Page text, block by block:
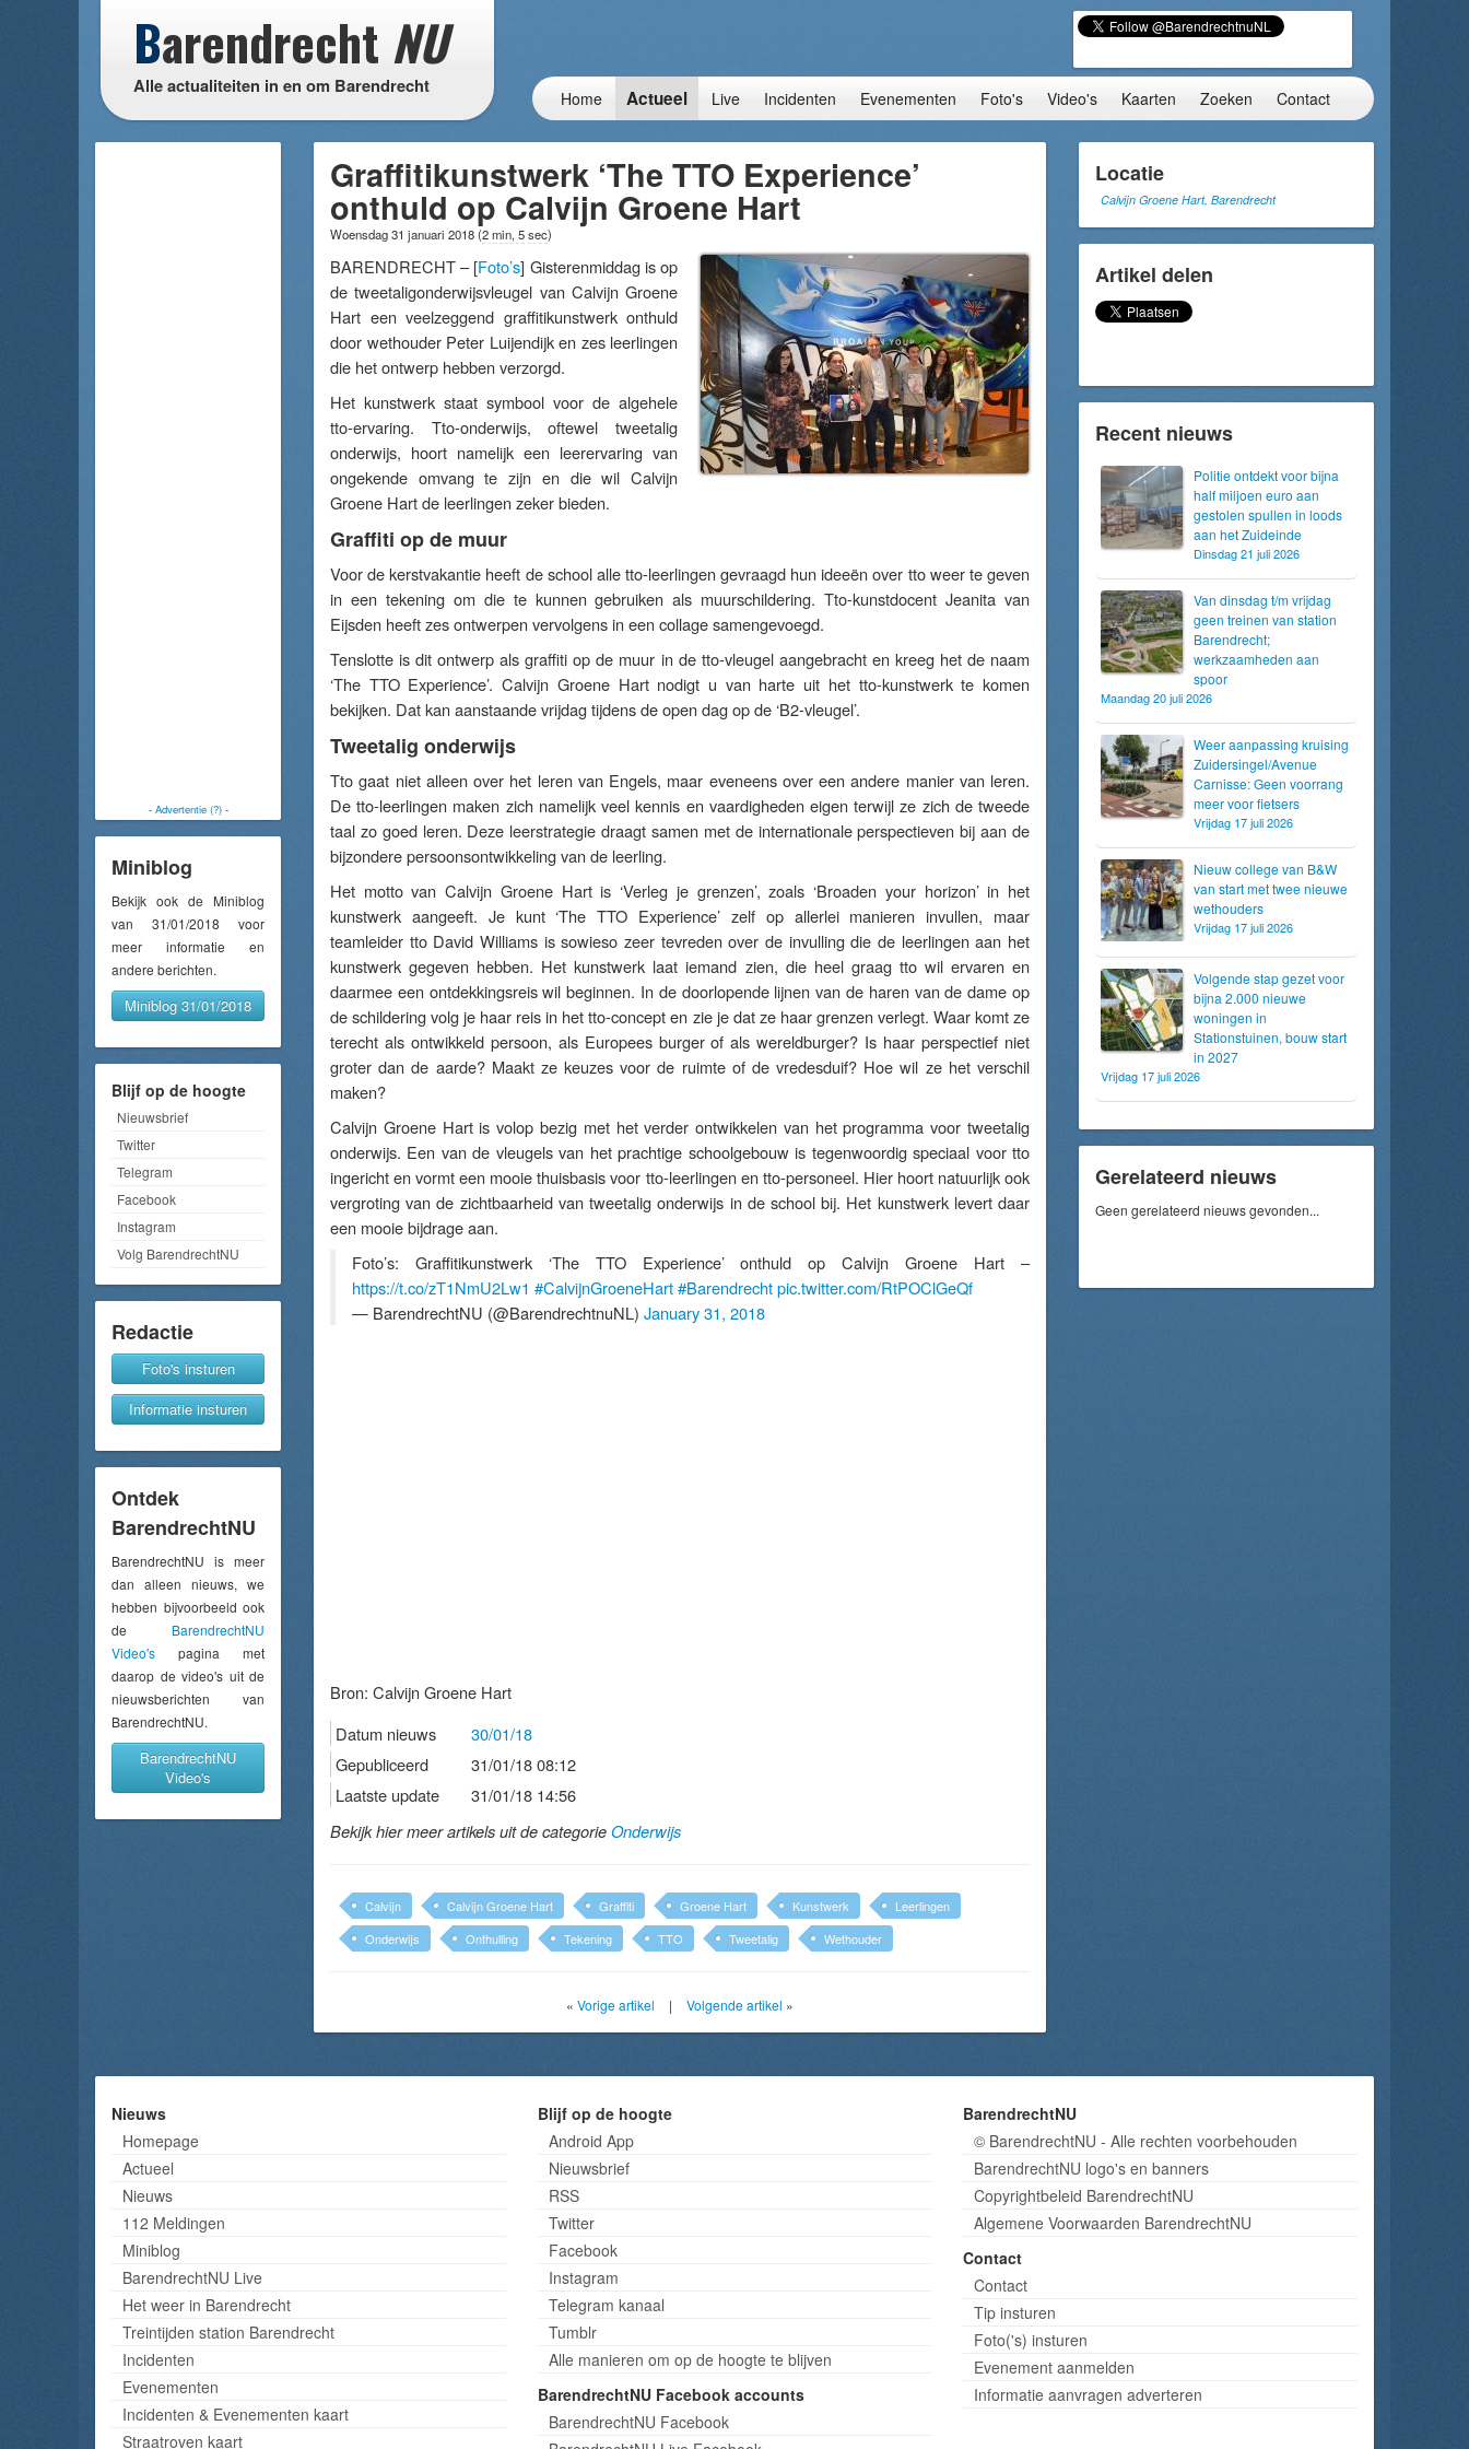
Barendrecht NU
Alle actualiteiten in en om Barendrecht
Home Actueel Live Incidenten Evenementen Foto's Video's Kaarten Zoeken Contact
- Advertentie (?)-
Miniblog
Bekijk ook de Miniblog
van 31/01/2018 voor
meer informatie en
andere berichten.
Miniblog 31/01/2018
Blijf op de hoogte
Nieuwsbrief
Twitter
Telegram
Facebook
Instagram
Volg BarendrechtNU
Redactie
Foto's insturen
Informatie insturen
Ontdek
BarendrechtNU
BarendrechtNU is meer
dan alleen nieuws, we
hebben bijvoorbeeld ook
de BarendrechtNU
Video's pagina met
daarop de video's uit de
nieuwsberichten van
BarendrechtNU.
BarendrechtNU
Video's
Graffitikunstwerk ‘The TTO Experience’
onthuld op Calvijn Groene Hart
Woensdag 31 januari 2018(2 min, 5 sec)
BARENDRECHT – [Foto’s] Gisterenmiddag is op
de tweetaligonderwijsvleugel van Calvijn Groene
Hart een veelzeggend graffitikunstwerk onthuld
door wethouder Peter Luijendijk en zes leerlingen
die het ontwerp hebben verzorgd.
Het kunstwerk staat symbool voor de algehele
tto-ervaring. Tto-onderwijs, oftewel tweetalig
onderwijs, hoort namelijk een leerervaring van
ongekende omvang te zijn en die wil Calvijn
Groene Hart de leerlingen zeker bieden.
Graffiti op de muur
Voor de kerstvakantie heeft de school alle tto-leerlingen gevraagd hun ideeën over tto weer te geven
in een tekening om die te kunnen gebruiken als muurschildering. Tto-kunstdocent Jeanita van
Eijsden heeft zes ontwerpen vervolgens in een collage samengevoegd.
Tenslotte is dit ontwerp als graffiti op de muur in de tto-vleugel aangebracht en kreeg het de naam
‘The TTO Experience’. Calvijn Groene Hart nodigt u van harte uit het tto-kunstwerk te komen
bekijken. Dat kan aanstaande vrijdag tijdens de open dag op de ‘B2-vleugel’.
Tweetalig onderwijs
Tto gaat niet alleen over het leren van Engels, maar eveneens over een andere manier van leren.
De tto-leerlingen maken zich namelijk veel kennis en vaardigheden eigen terwijl ze zich de tweede
taal zo goed leren. Deze leerstrategie draagt samen met de internationale perspectieven bij aan de
bijzondere persoonsontwikkeling van de leerling.
Het motto van Calvijn Groene Hart is ‘Verleg je grenzen’, zoals ‘Broaden your horizon’ in het
kunstwerk aangeeft. Je kunt ‘The TTO Experience’ zelf op allerlei manieren invullen, maar
teamleider tto David Williams is sowieso zeer tevreden over de invulling die de leerlingen aan het
kunstwerk gegeven hebben. Het kunstwerk laat iemand zien, die heel graag tto wil ervaren en
daarmee een ontdekkingsreis wil beginnen. In de doorlopende lijnen van de haren van de dame op
de schildering volg je haar reis in het tto-concept en zie je dat ze haar grenzen verlegt. Waar komt ze
terecht als ontwikkeld persoon, als Europees burger of als wereldburger? Is haar perspectief niet
groter dan de aarde? Maakt ze keuzes voor de ruimte of de vredesduif? Hoe wil ze het verschil
maken?
Calvijn Groene Hart is volop bezig met het verder ontwikkelen van het programma voor tweetalig
onderwijs. Een van de vleugels van het prachtige schoolgebouw is tegenwoordig speciaal voor tto
ingericht en vormt een mooie thuisbasis voor tto-leerlingen en tto-personeel. Hier hoort natuurlijk ook
vergroting van de zichtbaarheid van tweetalig onderwijs in de school bij. Het kunstwerk levert daar
een mooie bijdrage aan.
Foto’s: Graffitikunstwerk ‘The TTO Experience’ onthuld op Calvijn Groene Hart –
https://t.co/zT1NmU2Lw1 #CalvijnGroeneHart#Barendrechtpic.twitter.com/RtPOClGeQf
— BarendrechtNU (@BarendrechtnuNL) January 31, 2018
Bron: Calvijn Groene Hart
Datum nieuws
30/01/18
Gepubliceerd
31/01/18 08:12
Laatste update
31/01/18 14:56
Bekijk hier meer artikels uit de categorie Onderwijs
Calvijn Calvijn Groene Hart Graffiti Groene Hart Kunstwerk
Leerlingen
Onderwijs
Onthulling Tekening TTO Tweetalig Wethouder
« Vorige artikel | Volgende artikel »
Locatie
Calvijn Groene Hart, Barendrecht
Artikel delen
Recent nieuws
Politie ontdekt voor bijna
half miljoen euro aan
gestolen spullen in loods
aan het Zuideinde
Dinsdag 21 juli 2026
Van dinsdag t/m vrijdag
geen treinen van station
Barendrecht;
werkzaamheden aan
spoor
Maandag 20 juli 2026
Weer aanpassing kruising
Zuidersingel/Avenue
Carnisse: Geen voorrang
meer voor fietsers
Vrijdag 17 juli 2026
Nieuw college van B&W
van start met twee nieuwe
wethouders
Vrijdag 17 juli 2026
Volgende stap gezet voor
bijna 2.000 nieuwe
woningen in
Stationstuinen, bouw start
in 2027
Vrijdag 17 juli 2026
Gerelateerd nieuws
Geen gerelateerd nieuws gevonden...
Nieuws
Homepage
Actueel
Nieuws
112 Meldingen
Miniblog
BarendrechtNU Live
Het weer in Barendrecht
Treintijden station Barendrecht
Incidenten
Evenementen
Incidenten & Evenementen kaart
Straatroven kaart
Blijf op de hoogte
Android App
Nieuwsbrief
RSS
Twitter
Facebook
Instagram
Telegram kanaal
Tumblr
Alle manieren om op de hoogte te blijven
BarendrechtNU Facebook accounts
BarendrechtNU Facebook
BarendrechtNU
© BarendrechtNU - Alle rechten voorbehouden
BarendrechtNU logo's en banners
Copyrightbeleid BarendrechtNU
Algemene Voorwaarden BarendrechtNU
Contact
Contact
Tip insturen
Foto('s) insturen
Evenement aanmelden
Informatie aanvragen adverteren